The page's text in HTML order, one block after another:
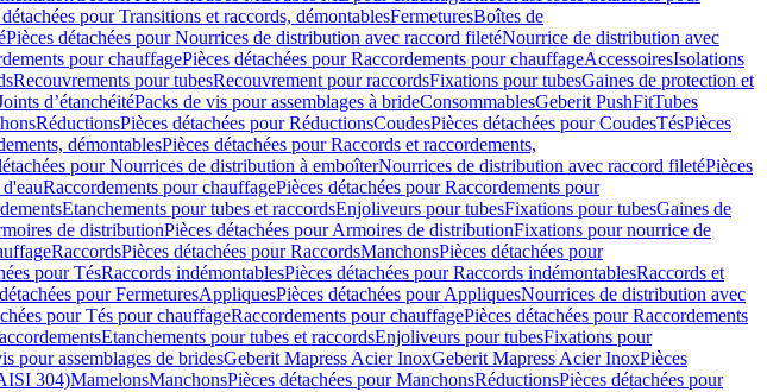
pour Transitions et raccords, démontablesFermeturesBoîtes de
Pièces détachées pour Nourrices de distribution avec raccord filetéNourrice de distribution avec
pour chauffagePièces détachées pour Raccordements pour chauffageAccessoiresIsolations
Recouvrements pour tubesRecouvrement pour raccordsFixations pour tubesGaines de protection et
d’étanchéitéPacks de vis pour assemblages à brideConsommablesGeberit PushFitTubes
RéductionsPièces détachées pour RéductionsCoudesPièces détachées pour CoudesTésPièces
démontablesPièces détachées pour Raccords et raccordements,
pour Nourrices de distribution à emboîterNourrices de distribution avec raccord filetéPièces
Raccordements pour chauffagePièces détachées pour Raccordements pour
Etanchements pour tubes et raccordsEnjoliveurs pour tubesFixations pour tubesGaines de
de distributionPièces détachées pour Armoires de distributionFixations pour nourrice de
RaccordsPièces détachées pour RaccordsManchonsPièces détachées pour
pour TésRaccords indémontablesPièces détachées pour Raccords indémontablesRaccords et
pour FermeturesAppliquesPièces détachées pour AppliquesNourrices de distribution avec
pour Tés pour chauffageRaccordements pour chauffagePièces détachées pour Raccordements
Etanchements pour tubes et raccordsEnjoliveurs pour tubesFixations pour
pour assemblages de bridesGeberit Mapress Acier InoxGeberit Mapress Acier InoxPièces
304)MamelonsManchonsPièces détachées pour ManchonsRéductionsPièces détachées pour